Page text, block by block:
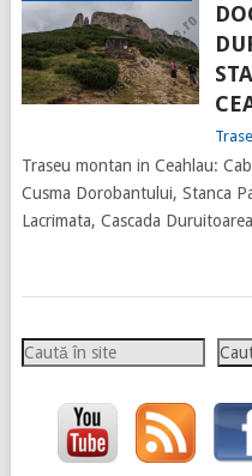
Traseu montan in Ceahlau:
Cusma Dorobantului, Stanca
Lacrimata, Cascada
Caută